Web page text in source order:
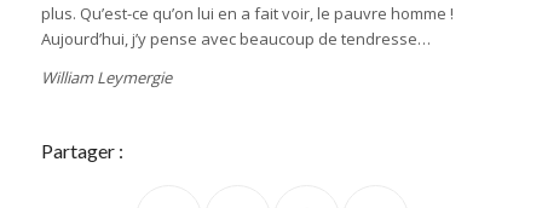
plus. Qu’est-ce qu’on lui en a fait voir, le pauvre homme !
Aujourd’hui, j’y pense avec beaucoup de tendresse…
William Leymergie
Partager :